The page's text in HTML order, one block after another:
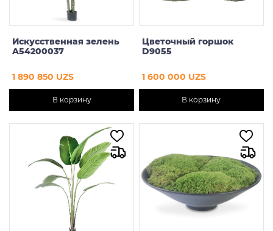
Искусственная зелень
A54200037
1 890 850 UZS
В корзину
Цветочный горшок
D9055
1 600 000 UZS
В корзину